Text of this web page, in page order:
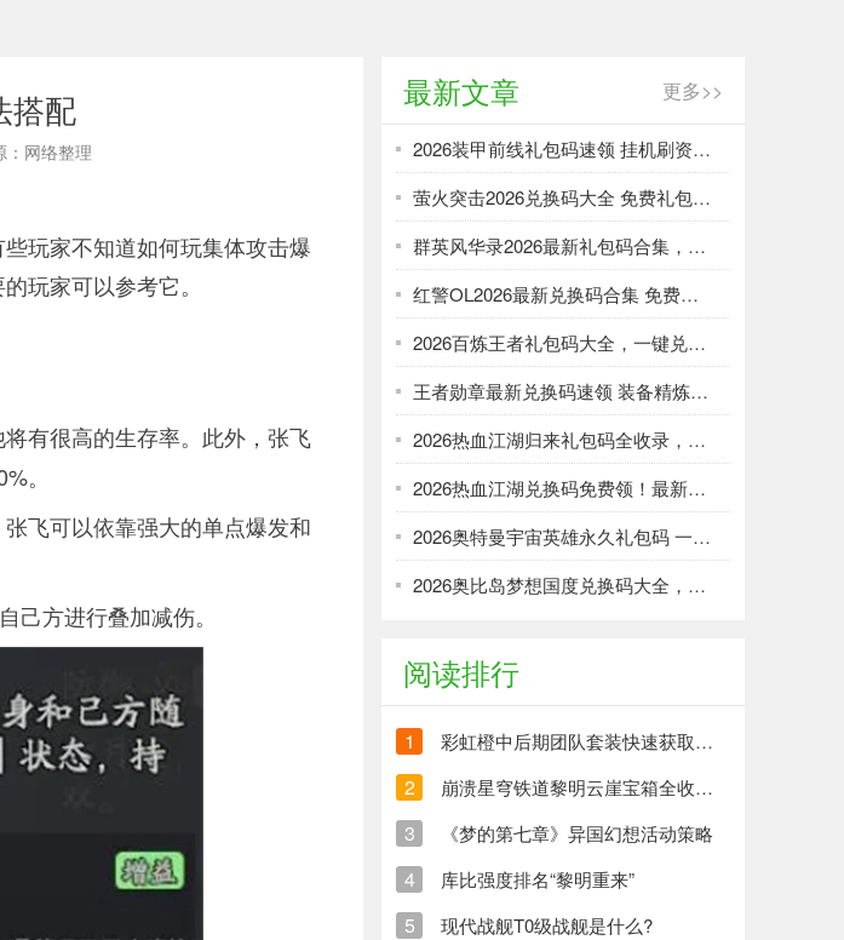
搭配
：网络整理
玩家不知道如何玩集体攻击爆
玩家可以参考它。
有很高的生存率。此外，张飞
。
飞可以依靠强大的单点爆发和
方进行叠加减伤。
最新文章 更多>>
2026装甲前线礼包码速领 挂机刷资源攻略
萤火突击2026兑换码大全 免费礼包一键领取
群英风华录2026最新礼包码合集，一键领取限时福利
红警OL2026最新兑换码合集 免费礼包一键领取
2026百炼王者礼包码大全，一键兑换加速武将养成
王者勋章最新兑换码速领 装备精炼资源轻松刷
2026热血江湖归来礼包码全收录，强化资源不愁！
2026热血江湖兑换码免费领！最新礼包大全速取
2026奥特曼宇宙英雄永久礼包码 一键领取光暗资源
2026奥比岛梦想国度兑换码大全，免费领服饰家具！
阅读排行
1 彩虹橙中后期团队套装快速获取方法
2 崩溃星穹铁道黎明云崖宝箱全收集策略与崩铁玩家分享
3 《梦的第七章》异国幻想活动策略
4 库比强度排名“黎明重来”
5 现代战舰T0级战舰是什么?